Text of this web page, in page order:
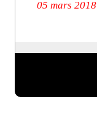
05 mars 2018